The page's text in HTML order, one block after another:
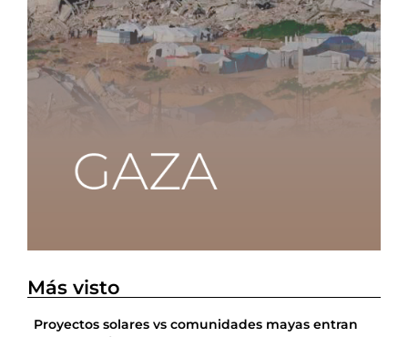
Más visto
Proyectos solares vs comunidades mayas entran